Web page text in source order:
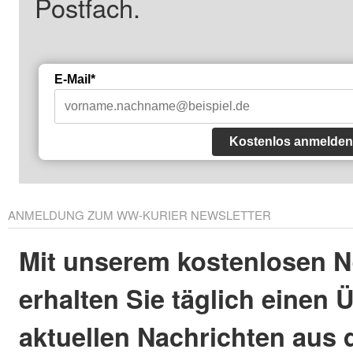
Postfach.
E-Mail*
Kostenlos anmelden
ANMELDUNG ZUM WW-KURIER NEWSLETTER
Mit unserem kostenlosen
erhalten Sie täglich einen
aktuellen Nachrichten aus